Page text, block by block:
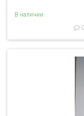
В наличии